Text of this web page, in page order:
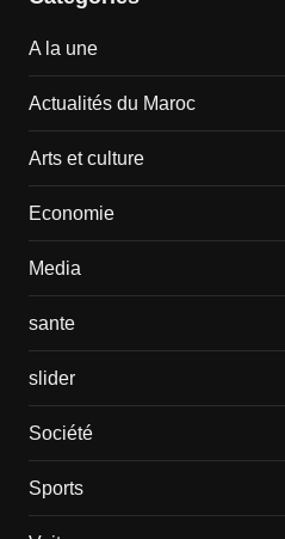
A la une
Actualités du Maroc
Arts et culture
Economie
Media
sante
slider
Société
Sports